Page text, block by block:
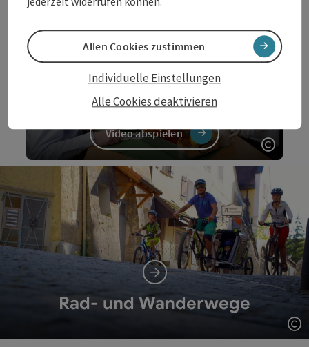
Schärding
g'schmackig geht's zu
Video abspielen
Video
Rad- und Wanderwege
Alle Cookies deaktivieren
Individuelle Einstellungen
Allen Cookies zustimmen